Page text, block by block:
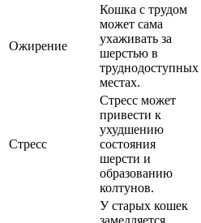
Ожирение
Кошка с трудом
может сама
ухаживать за
шерстью в
труднодоступных
местах.
Стресс
Стресс может
привести к
ухудшению
состояния
шерсти и
образованию
колтунов.
У старых кошек
замедляется